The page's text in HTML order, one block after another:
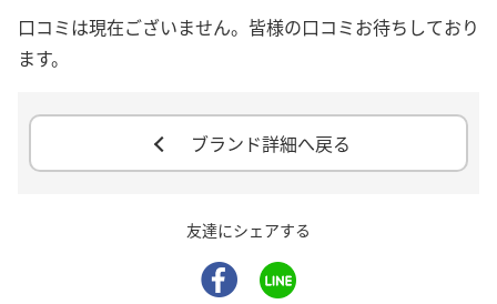
口コミは現在ございません。皆様の口コミお待ちしており
ます。
ブランド詳細へ戻る
友達にシェアする